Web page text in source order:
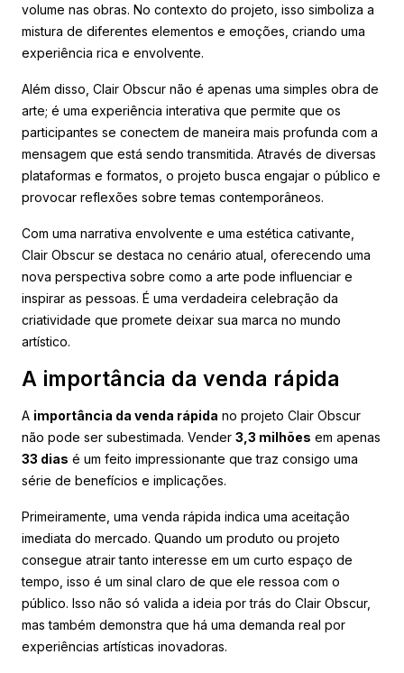
volume nas obras. No contexto do projeto, isso simboliza a
mistura de diferentes elementos e emoções, criando uma
experiência rica e envolvente.
Além disso, Clair Obscur não é apenas uma simples obra de
arte; é uma experiência interativa que permite que os
participantes se conectem de maneira mais profunda com a
mensagem que está sendo transmitida. Através de diversas
plataformas e formatos, o projeto busca engajar o público e
provocar reflexões sobre temas contemporâneos.
Com uma narrativa envolvente e uma estética cativante,
Clair Obscur se destaca no cenário atual, oferecendo uma
nova perspectiva sobre como a arte pode influenciar e
inspirar as pessoas. É uma verdadeira celebração da
criatividade que promete deixar sua marca no mundo
artístico.
A importância da venda rápida
A importância da venda rápida no projeto Clair Obscur
não pode ser subestimada. Vender 3,3 milhões em apenas
33 dias é um feito impressionante que traz consigo uma
série de benefícios e implicações.
Primeiramente, uma venda rápida indica uma aceitação
imediata do mercado. Quando um produto ou projeto
consegue atrair tanto interesse em um curto espaço de
tempo, isso é um sinal claro de que ele ressoa com o
público. Isso não só valida a ideia por trás do Clair Obscur,
mas também demonstra que há uma demanda real por
experiências artísticas inovadoras.